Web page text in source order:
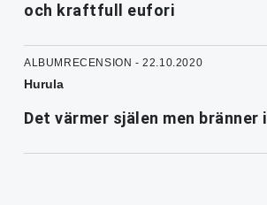
och kraftfull eufori
ALBUMRECENSION - 22.10.2020
Hurula
Det värmer själen men bränner